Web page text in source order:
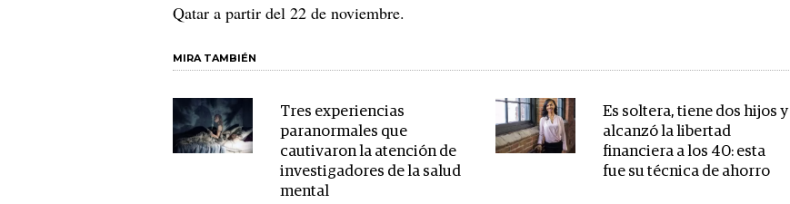
Qatar a partir del 22 de noviembre.
MIRA TAMBIÉN
Tres experiencias
paranormales que
cautivaron la atención de
investigadores de la salud
mental
Es soltera, tiene dos hijos y
alcanzó la libertad
financiera a los 40: esta
fue su técnica de ahorro